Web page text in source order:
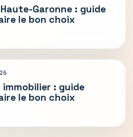
Garonne : guide
le bon choix
: guide
le bon choix